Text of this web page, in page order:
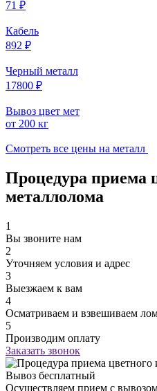
71 ₽
Кабель
892 ₽
Черный металл
17800 ₽
Вывоз цвет мет
от 200 кг
Смотреть все цены на металл
Процедура приема
металлолома
1
Вы звоните нам
2
Уточняем условия и адрес
3
Выезжаем к вам
4
Осматриваем и взвешиваем
5
Производим оплату
Заказать звонок
Вывоз бесплатный
Осуществляем прием с